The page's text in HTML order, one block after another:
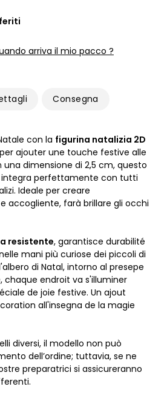
arriva il mio pacco ?
Consegna
con la figurina natalizia 2D
ajouter une touche festive alle
una dimensione di 2,5 cm, questo
integra perfettamente con tutti
Ideale per creare
accogliente, farà brillare gli occhi
resistente, garantisce durabilité
mani più curiose dei piccoli di
di Natal, intorno al presepe
chaque endroit va s'illuminer
de joie festive. Un ajout
all'insegna de la magie
diversi, il modello non può
dell’ordine; tuttavia, se ne
preparatrici si assicureranno